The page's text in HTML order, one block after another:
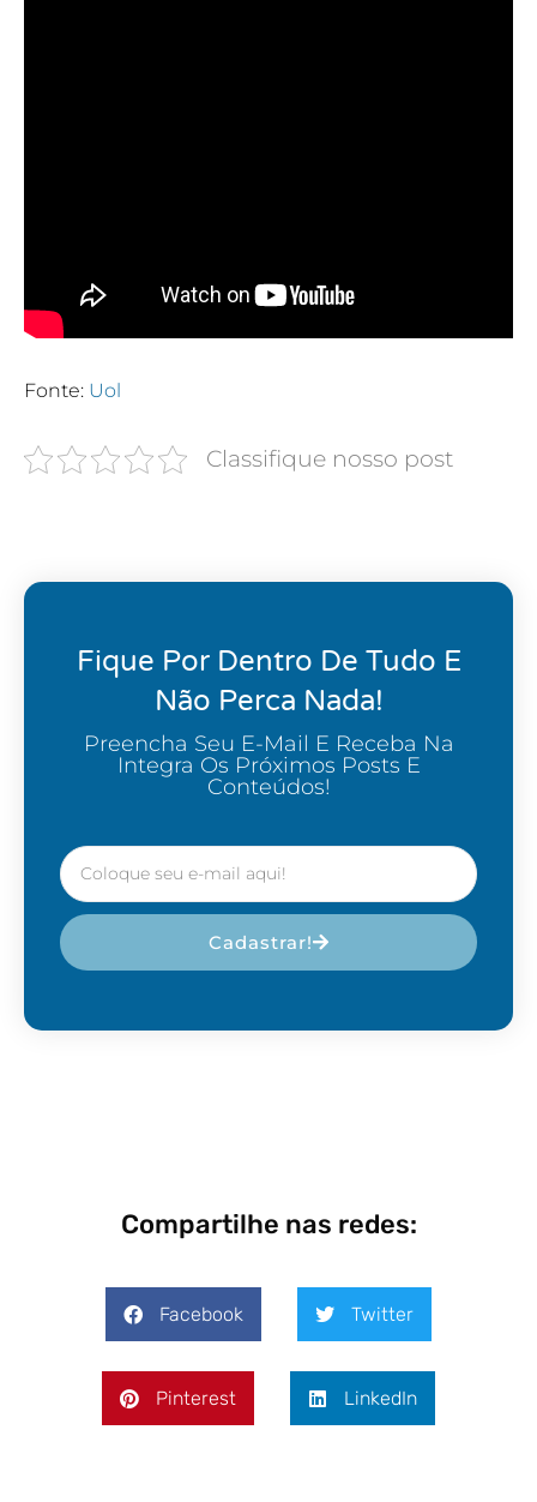
Fonte: Uol
Classifique nosso post
Fique Por Dentro De Tudo E
Não Perca Nada!
Preencha Seu E-Mail E Receba Na
Integra Os Próximos Posts E
Conteúdos!
Cadastrar!
Compartilhe nas redes:
Facebook Twitter
Pinterest LinkedIn